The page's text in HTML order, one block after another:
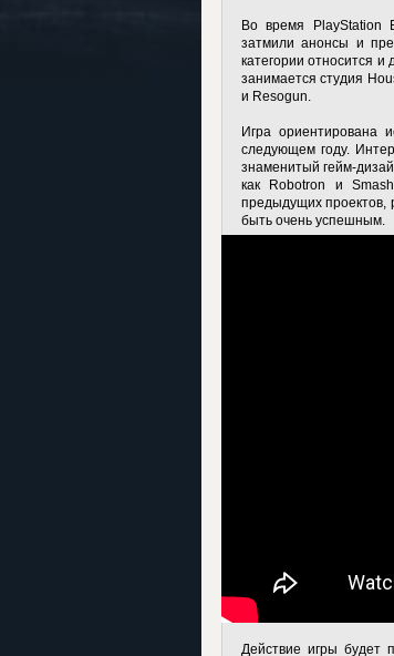
Во время PlayStation
затмили анонсы и
категории относится
занимается студия
и Resogun.
Игра ориентирована
следующем году.
знаменитый гейм-
как Robotron и
предыдущих проектов,
быть очень успешным.
Действие игры будет